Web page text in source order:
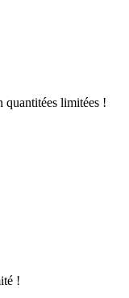
quantitées limitées !
!